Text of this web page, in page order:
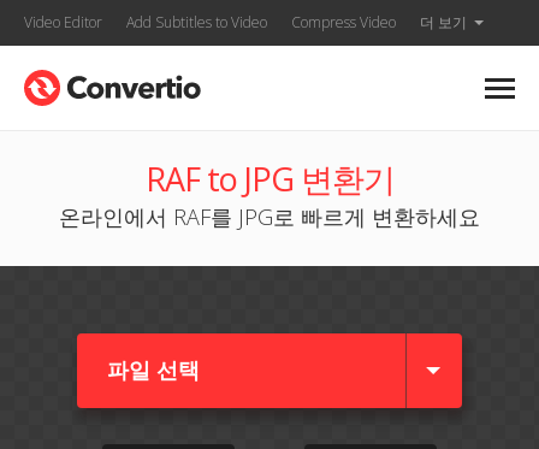
Video Editor Add Subtitles to Video Compress Video 더 보기
RAF to JPG 변환기
온라인에서 RAF를 JPG로 빠르게 변환하세요
파일 선택